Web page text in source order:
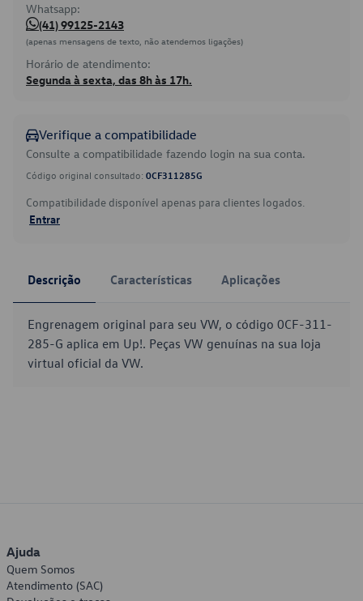
Whatsapp:
(41) 99125-2143
(apenas mensagens de texto, não atendemos ligações)
Horário de atendimento:
Segunda à sexta, das 8h às 17h.
Verifique a compatibilidade
Consulte a compatibilidade fazendo login na sua conta.
Código original consultado: 0CF311285G
Compatibilidade disponível apenas para clientes logados.
Entrar
Descrição Características Aplicações
Engrenagem original para seu VW, o código 0CF-311-
285-G aplica em Up!. Peças VW genuínas na sua loja
virtual oficial da VW.
Ajuda
Quem Somos
Atendimento (SAC)